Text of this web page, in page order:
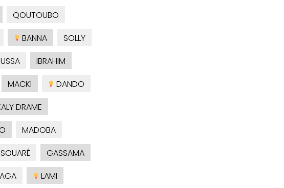
QOUTOUBO
BANNA
SOLLY
IBRAHIM
MACKI
DANDO
DRAME
MADOBA
SOUARÉ
GASSAMA
LAMI